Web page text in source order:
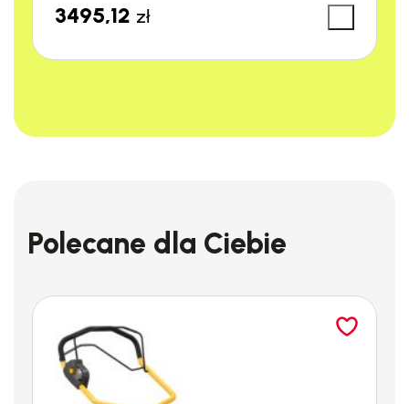
Nowoczesny silnik indukcyjny
Myjka RE 120 PLUS jest wyposażona w bezszczotkowy silnik
indukcyjny, który zapewnia wyjątkową wytrzymałość i długą
żywotność. Silniki indukcyjne są nie tylko trwałe, ale także
3495,12 zł
Polecane dla Ciebie